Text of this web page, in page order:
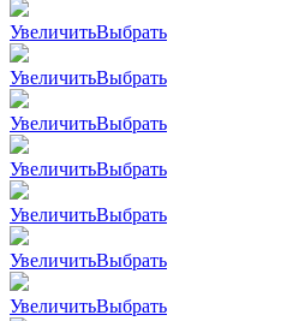
УвеличитьВыбрать
УвеличитьВыбрать
УвеличитьВыбрать
УвеличитьВыбрать
УвеличитьВыбрать
УвеличитьВыбрать
УвеличитьВыбрать